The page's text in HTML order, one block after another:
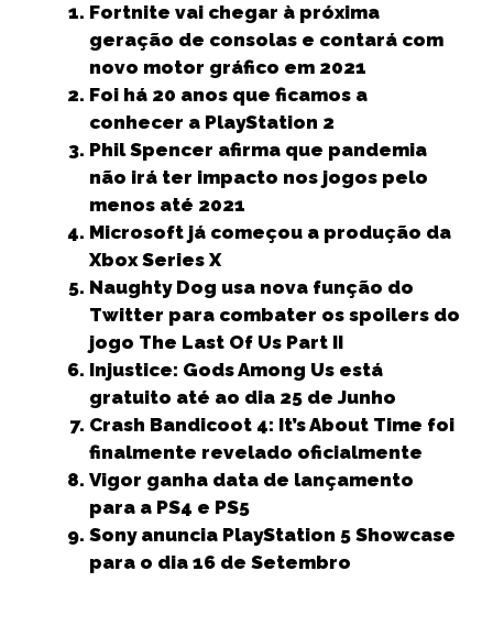
c
e
b
o
o
k
it
t
e
r
ai
l
a
ts
A
p
p
k
e
dI
n
ss
e
n
g
e
a
r
e
Fortnite vai chegar à próxima
geração de consolas e contará com
novo motor gráfico em 2021
Foi há 20 anos que ficamos a
conhecer a PlayStation 2
Phil Spencer afirma que pandemia
não irá ter impacto nos jogos pelo
menos até 2021
Microsoft já começou a produção da
Xbox Series X
Naughty Dog usa nova função do
Twitter para combater os spoilers do
jogo The Last Of Us Part II
Injustice: Gods Among Us está
gratuito até ao dia 25 de Junho
Crash Bandicoot 4: It’s About Time foi
finalmente revelado oficialmente
Vigor ganha data de lançamento
para a PS4 e PS5
Sony anuncia PlayStation 5 Showcase
para o dia 16 de Setembro